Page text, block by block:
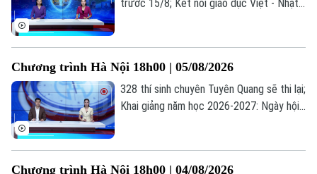
Căn hộ
Đất đai
Kinh nghiệm
Tàu
Xe máy
Thị trường
Đánh giá
Tin tức
Hướng nghiệp
Văn hóa
Tin tức
Làng nghề
Di tích
Sức khỏe
Y tế
Dinh dưỡng
Tư vấn sức khỏe
Thể thao
Bóng đá
trước 15/8; Kết nối giáo dục Việt - Nhật
hôm nay.
Chương trình Hà Nội 18h00 | 05/08/2026
328 thí sinh chuyên Tuyên Quang sẽ thi lại;
Khai giảng năm học 2026-2027: Ngày hội
Chương trình Hà Nội 18h00 | 04/08/2026